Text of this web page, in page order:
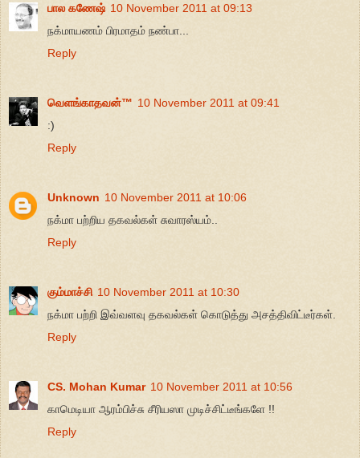
பால கணேஷ் 10 November 2011 at 09:13
நக்மாயணம் பிரமாதம் நண்பா...
Reply
வெளங்காதவன்™ 10 November 2011 at 09:41
:)
Reply
Unknown 10 November 2011 at 10:06
நக்மா பற்றிய தகவல்கள் சுவாரஸ்யம்..
Reply
கும்மாச்சி 10 November 2011 at 10:30
நக்மா பற்றி இவ்வளவு தகவல்கள் கொடுத்து அசத்திவிட்டீர்கள்.
Reply
CS. Mohan Kumar 10 November 2011 at 10:56
காமெடியா ஆரம்பிச்சு சீரியஸா முடிச்சிட்டீங்களே !!
Reply